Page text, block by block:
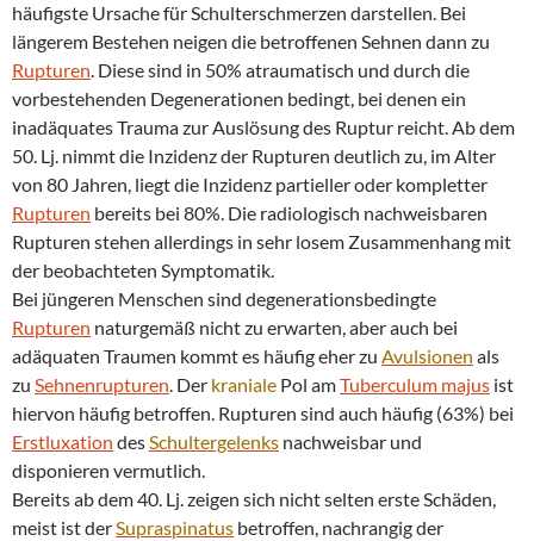
häufigste Ursache für Schulterschmerzen darstellen. Bei
längerem Bestehen neigen die betroffenen Sehnen dann zu
Rupturen. Diese sind in 50% atraumatisch und durch die
vorbestehenden Degenerationen bedingt, bei denen ein
inadäquates Trauma zur Auslösung des Ruptur reicht. Ab dem
50. Lj. nimmt die Inzidenz der Rupturen deutlich zu, im Alter
von 80 Jahren, liegt die Inzidenz partieller oder kompletter
Rupturen bereits bei 80%. Die radiologisch nachweisbaren
Rupturen stehen allerdings in sehr losem Zusammenhang mit
der beobachteten Symptomatik.
Bei jüngeren Menschen sind degenerationsbedingte
Rupturen naturgemäß nicht zu erwarten, aber auch bei
adäquaten Traumen kommt es häufig eher zu Avulsionen als
zu Sehnenrupturen. Der kraniale Pol amTuberculum majus ist
hiervon häufig betroffen. Rupturen sind auch häufig (63%) bei
Erstluxation desSchultergelenks nachweisbar und
disponieren vermutlich.
Bereits ab dem 40. Lj. zeigen sich nicht selten erste Schäden,
meist ist derSupraspinatus betroffen, nachrangig der